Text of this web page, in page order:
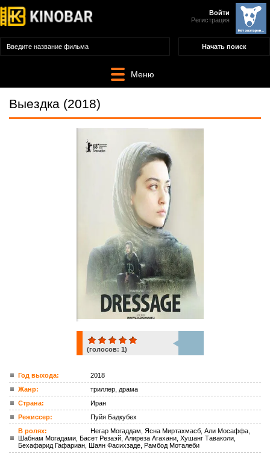
Войти
Регистрация
Меню
Выездка (2018)
ком.
(голосов: 1)
Год выхода:
2018
Жанр:
триллер, драма
Страна:
Иран
Режиссер:
Пуйя Бадкубех
В ролях:
Негар Могаддам, Ясна Миртахмасб, Али Мосаффа,
Шабнам Могадами, Басет Резаэй, Алиреза Агахани, Хушанг Таваколи,
Бехафарид Гафариан, Шаян Фасихзаде, Рамбод Моталеби